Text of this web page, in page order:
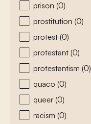
prison (0)
prostitution (0)
protest (0)
protestant (0)
protestantism (0)
quaco (0)
queer (0)
racism (0)